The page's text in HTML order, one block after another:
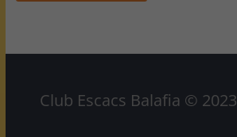
Club Escacs Balafia © 2023